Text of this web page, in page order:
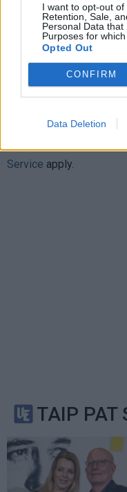
I want to opt-out of
Retention, Sale,
Personal Data
Purposes for
Opted Out
CONFIRM
Data Deletion
Sutinku su taisyklėmis
Service apply.
TAIP PAT